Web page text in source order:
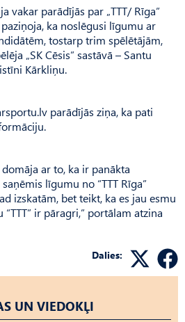
vakar parādījās par „TTT/ Rīga”
ka noslēgusi līgumu ar
tostarp trim spēlētājām,
„SK Cēsis” sastāvā – Santu
Kārkliņu.
parādījās ziņa, ka pati
ar to, ka ir panākta
līgumu no “TTT Rīga”
izskatām, bet teikt, ka es jau esmu
ir pāragri,” portālam atzina
Dalies:
UN VIEDOKĻI